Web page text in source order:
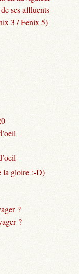
ses affluents
3 / Fenix 5)
la gloire :-D)
?
?